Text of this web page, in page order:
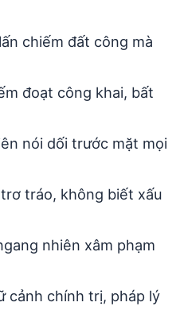
chiếm đất công mà
đoạt công khai, bất
nói dối trước mặt mọi
tráo, không biết xấu
nhiên xâm phạm
cảnh chính trị, pháp lý